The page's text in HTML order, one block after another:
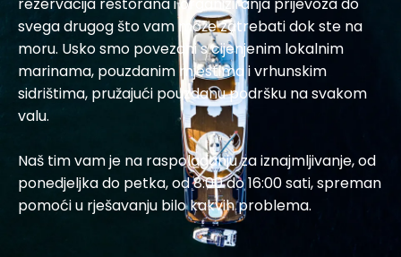
svega drugog što vam može zatrebati dok ste na
moru. Usko smo povezani s cijenjenim lokalnim
marinama, pouzdanim mjestima i vrhunskim
sidrištima, pružajući pouzdanu podršku na svakom
valu.
Naš tim vam je na raspolaganju za iznajmljivanje, od
ponedjeljka do petka, od 8:00 do 16:00 sati, spreman
pomoći u rješavanju bilo kakvih problema.